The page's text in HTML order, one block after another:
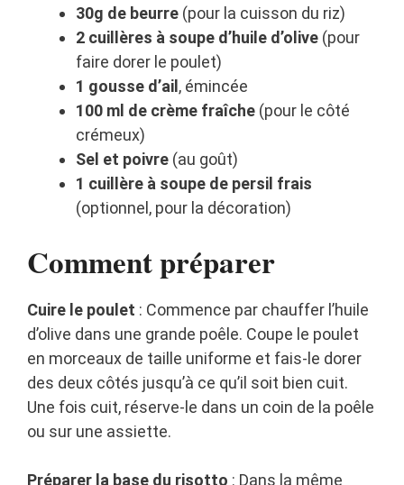
30g de beurre (pour la cuisson du riz)
2 cuillères à soupe d’huile d’olive (pour
faire dorer le poulet)
1 gousse d’ail , émincée
100 ml de crème fraîche (pour le côté
crémeux)
Sel et poivre (au goût)
1 cuillère à soupe de persil frais
(optionnel, pour la décoration)
Comment préparer
Cuire le poulet : Commence par chauffer l’huile
d’olive dans une grande poêle. Coupe le poulet
en morceaux de taille uniforme et fais-le dorer
des deux côtés jusqu’à ce qu’il soit bien cuit.
Une fois cuit, réserve-le dans un coin de la poêle
ou sur une assiette.
Préparer la base du risotto : Dans la même